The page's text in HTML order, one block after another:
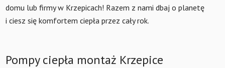
domu lub firmy w Krzepicach! Razem z nami dbaj o planetę
i ciesz się komfortem ciepła przez cały rok.
Pompy ciepła montaż Krzepice